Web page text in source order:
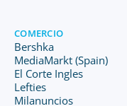
COMERCIO
Bershka
MediaMarkt (Spain)
El Corte Ingles
Lefties
Milanuncios